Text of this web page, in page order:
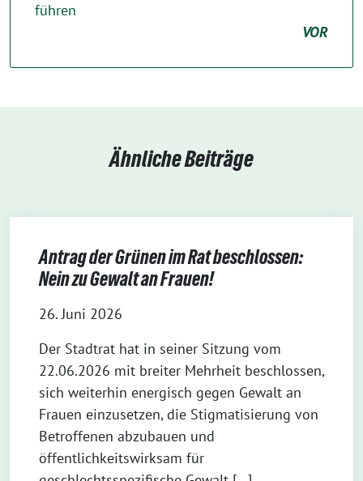
führen
VOR
Ähnliche Beiträge
Antrag der Grünen im Rat beschlossen:
Nein zu Gewalt an Frauen!
26. Juni 2026
Der Stadtrat hat in seiner Sitzung vom
22.06.2026 mit breiter Mehrheit beschlossen,
sich weiterhin energisch gegen Gewalt an
Frauen einzusetzen, die Stigmatisierung von
Betroffenen abzubauen und
öffentlichkeitswirksam für